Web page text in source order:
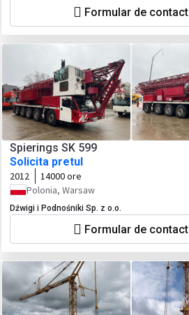
Formular de contact
Spierings SK 599
Solicita pretul
2012
14000 ore
Polonia, Warsaw
Dźwigi i Podnośniki Sp. z o.o.
Formular de contact